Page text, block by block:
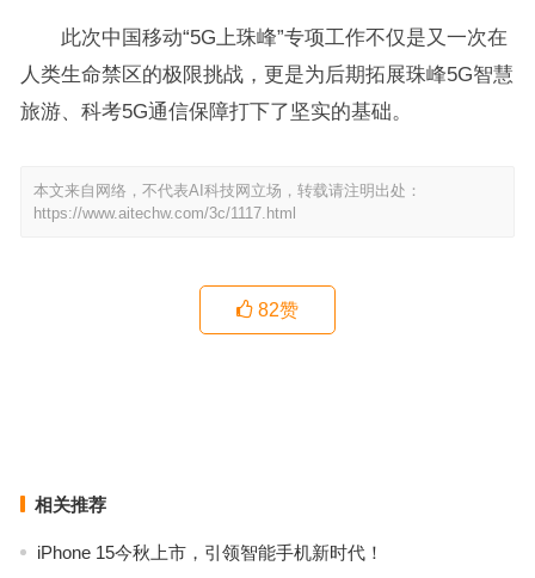
此次中国移动“5G上珠峰”专项工作不仅是又一次在
人类生命禁区的极限挑战，更是为后期拓展珠峰5G智慧
旅游、科考5G通信保障打下了坚实的基础。
本文来自网络，不代表AI科技网立场，转载请注明出处：
https://www.aitechw.com/3c/1117.html
82赞
相关推荐
iPhone 15今秋上市，引领智能手机新时代！